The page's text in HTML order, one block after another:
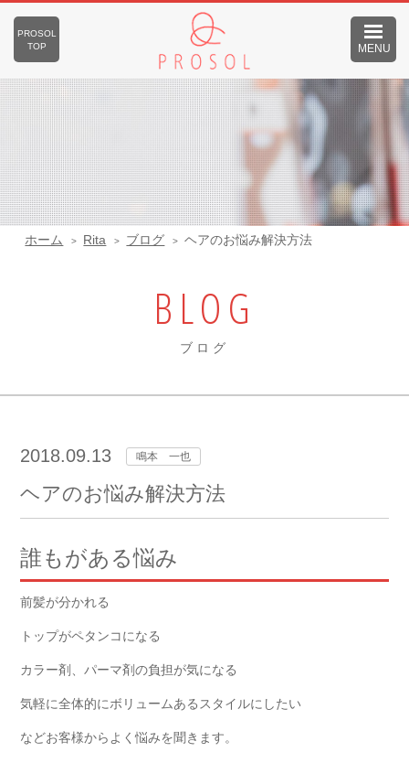
MENU
PROSOL
TOP
ホーム Rita ブログ ヘアのお悩み解決方法
BLOG
ブログ
2018.09.13 鳴本 一也
ヘアのお悩み解決方法
誰もがある悩み
前髪が分かれる
トップがペタンコになる
カラー剤、パーマ剤の負担が気になる
気軽に全体的にボリュームあるスタイルにしたい
などお客様からよく悩みを聞きます。